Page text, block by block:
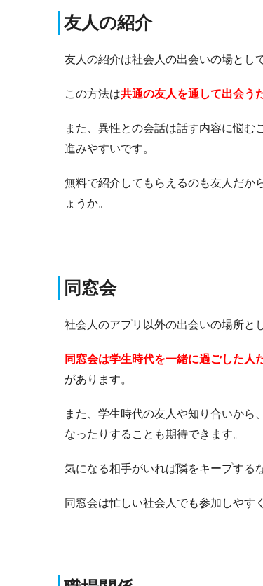
友人の紹介
友人の紹介は社会人の出会いの場とし
この方法は共通の友人を通して出会う
また、異性との会話は話す内容に悩
進みやすいです。
無料で紹介してもらえるのも友人だか
ょうか。
同窓会
社会人のアプリ以外の出会いの場所と
同窓会は学生時代を一緒に過ごした
があります。
また、学生時代の友人や知り合いから
なったりすることも期待できます。
気になる相手がいれば隣をキープする
同窓会は忙しい社会人でも参加しやす